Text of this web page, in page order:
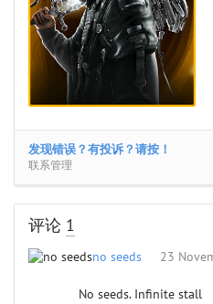
发现错误？有投诉？请按！
联系管理
评论 1
no seeds 23
No seeds. Infinite stall